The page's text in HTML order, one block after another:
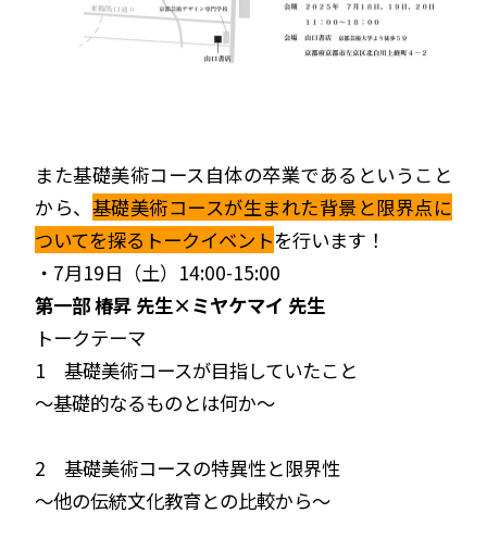
また基礎美術コース自体の卒業であるということ
から、 基礎美術コースが生まれた背景と限界点に
ついてを探るトークイベントを行います！
・7月19日（土）14:00-15:00
第一部 椿昇 先生×ミヤケマイ 先生
トークテーマ
1 基礎美術コースが目指していたこと
～基礎的なるものとは何か～
2 基礎美術コースの特異性と限界性
～他の伝統文化教育との比較から～